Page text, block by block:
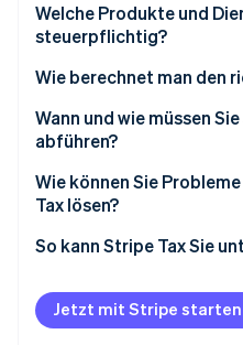
Welche Produkte und
steuerpflichtig?
Wie berechnet man den
Wann und wie müssen
abführen?
Wie können Sie
Tax lösen?
1. Risiko quantifizieren
2. Untersuchung der
3. Registrieren Sie sich
So kann Stripe Tax Sie
Jetzt mit Stripe starten